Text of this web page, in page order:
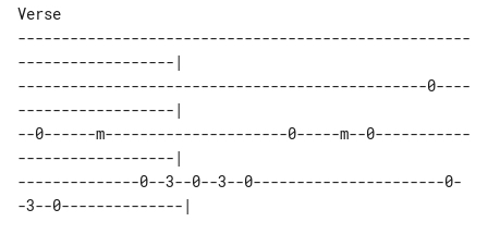
Verse
----------------------------------------------------
------------------|
-----------------------------------------------0----
------------------|
--0------m---------------------0-----m--0-----------
------------------|
--------------0--3--0--3--0----------------------0-
-3--0--------------|